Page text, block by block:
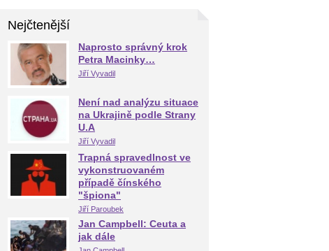
Nejčtenější
Naprosto správný krok
Petra Macinky…
Jiří Vyvadil
Není nad analýzu situace
na Ukrajině podle Strany
U.A
Jiří Vyvadil
Trapná spravedlnost ve
vykonstruovaném
případě čínského
"špiona"
Jiří Paroubek
Jan Campbell: Ceuta a
jak dále